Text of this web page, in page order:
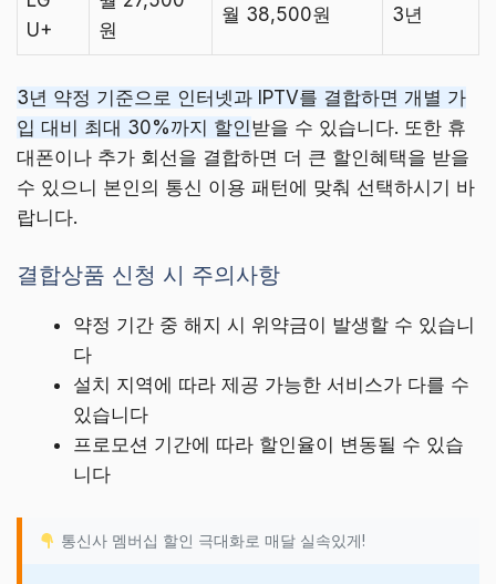
U+
원
월 38,500원 3년
3년 약정 기준으로 인터넷과 IPTV를 결합하면 개별 가
입 대비 최대 30%까지 할인받을 수 있습니다. 또한 휴
대폰이나 추가 회선을 결합하면 더 큰 할인혜택을 받을
수 있으니 본인의 통신 이용 패턴에 맞춰 선택하시기 바
랍니다.
결합상품 신청 시 주의사항
약정 기간 중 해지 시 위약금이 발생할 수 있습니
다
설치 지역에 따라 제공 가능한 서비스가 다를 수
있습니다
프로모션 기간에 따라 할인율이 변동될 수 있습
니다
통신사 멤버십 할인 극대화로 매달 실속있게!